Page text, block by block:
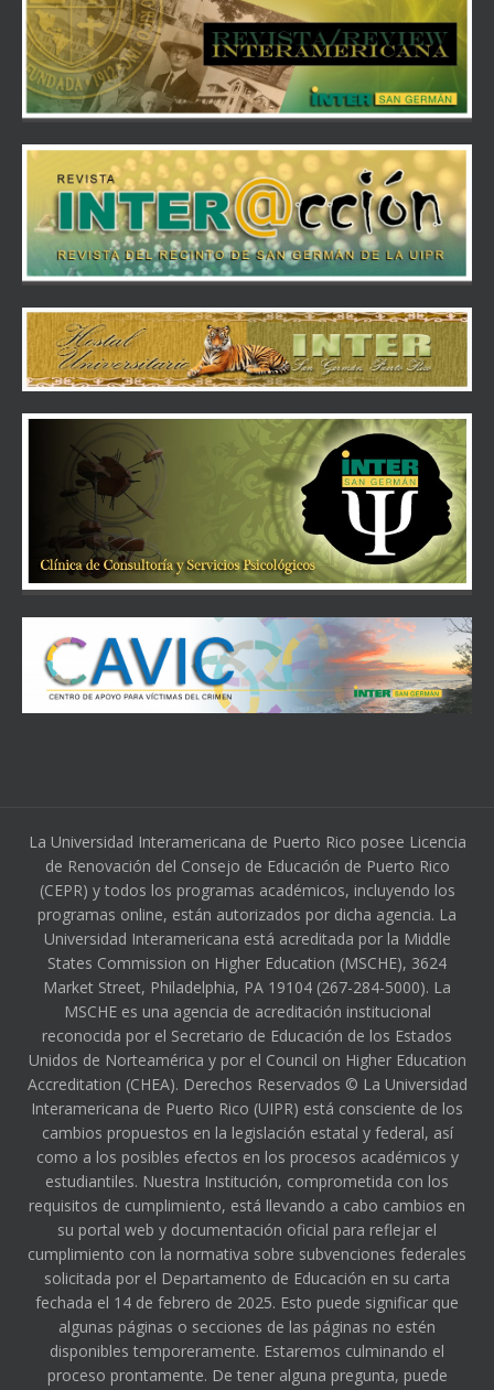
La Universidad Interamericana de Puerto Rico posee Licencia
de Renovación del Consejo de Educación de Puerto Rico
(CEPR) y todos los programas académicos, incluyendo los
programas online, están autorizados por dicha agencia. La
Universidad Interamericana está acreditada por la Middle
States Commission on Higher Education (MSCHE), 3624
Market Street, Philadelphia, PA 19104 (267-284-5000). La
MSCHE es una agencia de acreditación institucional
reconocida por el Secretario de Educación de los Estados
Unidos de Norteamérica y por el Council on Higher Education
Accreditation (CHEA). Derechos Reservados © La Universidad
Interamericana de Puerto Rico (UIPR) está consciente de los
cambios propuestos en la legislación estatal y federal, así
como a los posibles efectos en los procesos académicos y
estudiantiles. Nuestra Institución, comprometida con los
requisitos de cumplimiento, está llevando a cabo cambios en
su portal web y documentación oficial para reflejar el
cumplimiento con la normativa sobre subvenciones federales
solicitada por el Departamento de Educación en su carta
fechada el 14 de febrero de 2025. Esto puede significar que
algunas páginas o secciones de las páginas no estén
disponibles temporeramente. Estaremos culminando el
proceso prontamente. De tener alguna pregunta, puede